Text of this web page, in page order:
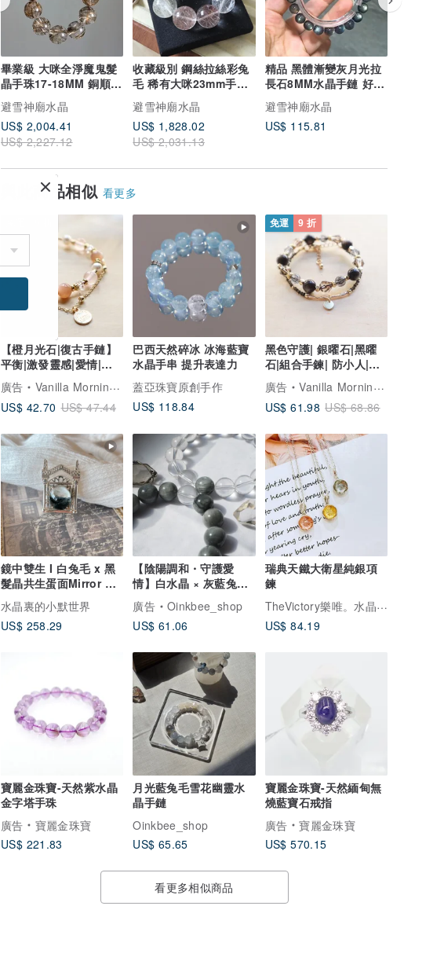
畢業級 大咪全淨魔鬼髮
晶手珠17-18MM 銅順髮
正財事業氣場
避雪神廟水晶
US$ 2,004.41
US$ 2,227.12
收藏級別 鋼絲拉絲彩兔
毛 稀有大咪23mm手串
桃花愛情人緣財運全
避雪神廟水晶
US$ 1,828.02
US$ 2,031.13
精品 黑體漸變灰月光拉
長石8MM水晶手鏈 好人
緣愛情正緣
避雪神廟水晶
US$ 115.81
與此商品相似 看更多
【橙月光石|復古手鏈】
平衡|激發靈感|愛情|增
強魅力|自信
廣告
Vanilla Morning 香草的早上
US$ 42.70 US$ 47.44
巴西天然碎冰 冰海藍寶
水晶手串 提升表達力
蓋亞珠寶原創手作
US$ 118.84
免運 9 折
黑色守護| 銀曜石|黑曜
石|組合手鍊| 防小人|驅
走負能量|避邪擋災
廣告
Vanilla Morning 香草的早上
US$ 61.98 US$ 68.86
鏡中雙生 I 白兔毛 x 黑
髮晶共生蛋面Mirror of
Erised吊墜
水晶裏的小默世界
US$ 258.29
【陰陽調和・守護愛
情】白水晶 × 灰藍兔毛
情侶對鏈 水晶手鍊
廣告
Oinkbee_shop
US$ 61.06
瑞典天鐵大衛星純銀項
鍊
TheVictory樂唯。水晶珠寶
US$ 84.19
寶麗金珠寶-天然紫水晶
金字塔手珠
廣告
寶麗金珠寶
US$ 221.83
月光藍兔毛雪花幽靈水
晶手鏈
Oinkbee_shop
US$ 65.65
寶麗金珠寶-天然緬甸無
燒藍寶石戒指
廣告
寶麗金珠寶
US$ 570.15
看更多相似商品